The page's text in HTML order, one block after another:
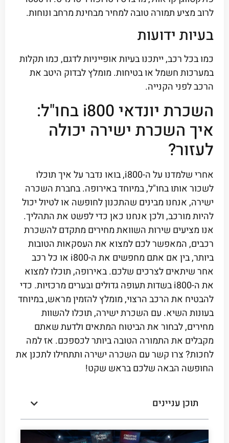
לרוב מציע תמורה טובה למחיר מבחינת מרחב ונוחות.
בעיות ידועות
כמו בכל רכב, ייתכנו בעיות אופייניות לדגם, כמו תקלות
במערכות חשמל או בטיחות. מומלץ לבדוק היטב את
הרכב לפני הקנייה.
השכרת יונדאי i800 בחו"ל:
איך השכרת ישירה יכולה
לעזור?
אחרי שלמדנו על ה-i800, בואו נדבר על איך תוכלו
לשכור אותו בחו"ל, במיוחד באירופה. בחברת השכרה
ישירה, אנחנו מבינים שהתכנון לחופשה או לטיול יכול
להיות מורכב, ולכן אנחנו כאן כדי לפשט את התהליך.
אנו מציעים שירות השוואת מחירים מתקדם להשכרת
רכבים, המאפשר לכם למצוא את העסקאות הטובות
ביותר, בין אם אתם מחפשים את ה-i800 או כל רכב
אחר שיתאים לצרכים שלכם. באירופה, תוכלו למצוא
את ה-i800 בשדות תעופה גדולים ובערים מרכזיות. כדי
להבטיח את הרכב הרצוי, מומלץ להזמין מראש, במיוחד
בעונות השיא. עם השכרת ישירה, תוכלו להשוות
מחירים, לבחור את הביטוח המתאים ולדעת שאתם
מקבלים את התמורה הטובה ביותר לכספכם. אז למה
לחכות? צרו קשר עם השכרה ישירה ותתחילו לתכנן את
החופשה הבאה שלכם בראש שקט!
תוכן עניינים